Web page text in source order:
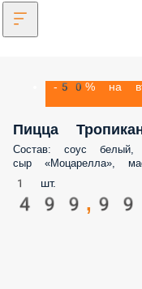
-50% на
Пицца
Состав: соус
сыр «Моцарелла»,
1 шт.